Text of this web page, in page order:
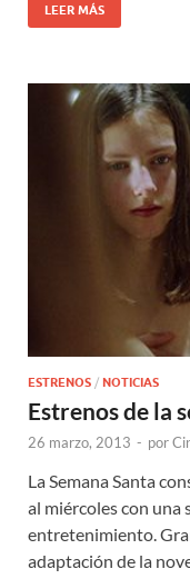
LEER MÁS
ESTRENOS / NOTICIAS
Estrenos de la
26 marzo, 2013 - por
La Semana Santa
al miércoles con una
entretenimiento.
adaptación de la